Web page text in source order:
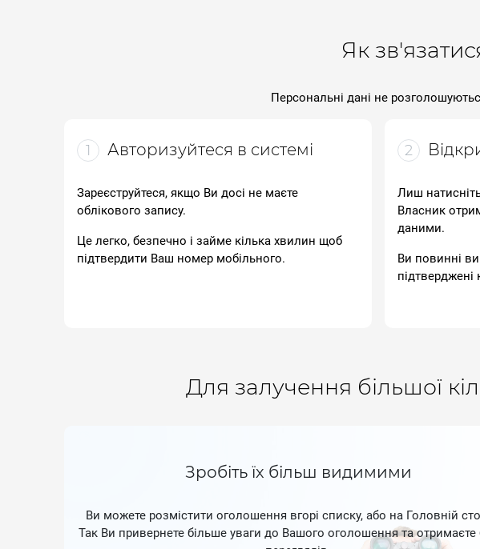
Як
Персональні дані не
1 Авторизуйтеся в системі
Зареєструйтеся, якщо Ви досі не маєте
облікового запису.
Це легко, безпечно і займе кілька хвилин щоб
підтвердити Ваш номер мобільного.
2
Лиш
Власник
даними.
Ви повинні
підтверджені
Для залучення більшої
Зробіть їх більш видимими
Ви можете розмістити оголошення вгорі списку, або на Головній
Так Ви привернете більше уваги до Вашого оголошення та отримаєте